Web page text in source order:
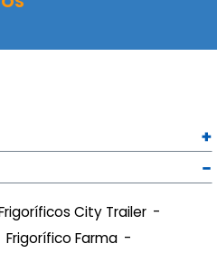
City Trailer
Frigorífico Farma